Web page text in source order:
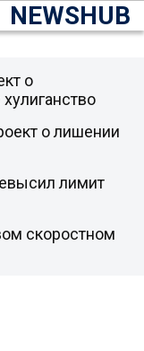
NEWSHUB
о
о лишении
лимит
скоростном